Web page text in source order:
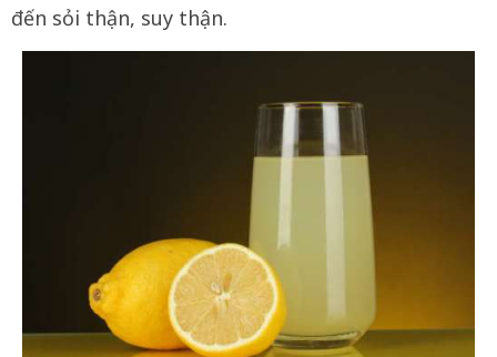
đến sỏi thận, suy thận.